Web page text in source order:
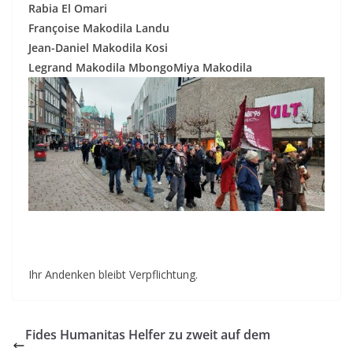
Rabia El Omari
Françoise Makodila Landu
Jean-Daniel Makodila Kosi
Legrand Makodila MbongoMiya Makodila
Ihr Andenken bleibt Verpflichtung.
Fides Humanitas Helfer zu zweit auf dem